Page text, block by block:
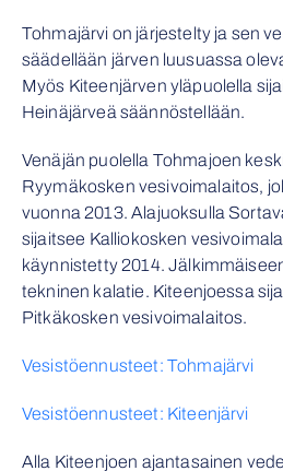
Tohmajärvi on järjestelty ja sen
säädellään järven luusuassa
Myös Kiteenjärven yläpuolella
Heinäjärveä säännöstellään.
Venäjän puolella Tohmajoen
Ryymäkosken vesivoimalaitos,
vuonna 2013. Alajuoksulla
sijaitsee Kalliokosken
käynnistetty 2014.
tekninen kalatie. Kiteenjoessa
Pitkäkosken vesivoimalaitos.
Vesistöennusteet: Tohmajärvi
Vesistöennusteet: Kiteenjärvi
Alla Kiteenjoen ajantasainen